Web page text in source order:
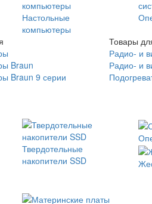
Настольные
компьютеры
Braun
Braun 9 серии
Товары
Радио- и
Радио- и
Твердотельные
накопители SSD